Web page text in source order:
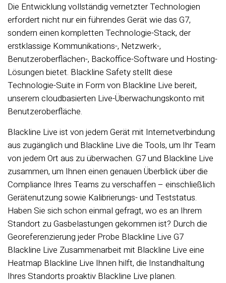
Die Entwicklung vollständig vernetzter Technologien
erfordert nicht nur ein führendes Gerät wie das G7,
sondern einen kompletten Technologie-Stack, der
erstklassige Kommunikations-, Netzwerk-,
Benutzeroberflächen-, Backoffice-Software und Hosting-
Lösungen bietet. Blackline Safety stellt diese
Technologie-Suite in Form von Blackline Live bereit,
unserem cloudbasierten Live-Überwachungskonto mit
Benutzeroberfläche.
Blackline Live ist von jedem Gerät mit Internetverbindung
aus zugänglich und Blackline Live die Tools, um Ihr Team
von jedem Ort aus zu überwachen. G7 und Blackline Live
zusammen, um Ihnen einen genauen Überblick über die
Compliance Ihres Teams zu verschaffen – einschließlich
Gerätenutzung sowie Kalibrierungs- und Teststatus.
Haben Sie sich schon einmal gefragt, wo es an Ihrem
Standort zu Gasbelastungen gekommen ist? Durch die
Georeferenzierung jeder Probe Blackline Live G7
Blackline Live Zusammenarbeit mit Blackline Live eine
Heatmap Blackline Live Ihnen hilft, die Instandhaltung
Ihres Standorts proaktiv Blackline Live planen.